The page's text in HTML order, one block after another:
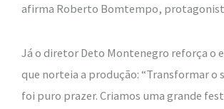
afirma Roberto Bomtempo,
Já o diretor Deto Montenegro reforça o
que norteia a produção: “Transformar o
foi puro prazer. Criamos uma grande